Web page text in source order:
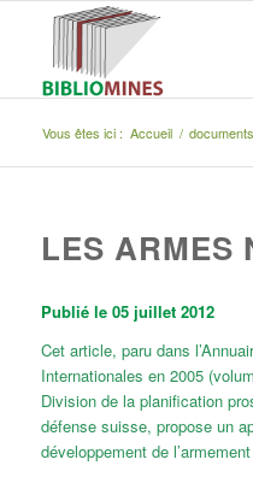
Vous êtes ici : Accueil / documents
LES ARMES
Publié le 05 juillet 2012
Cet article, paru dans
Internationales en 2005
Division de la planification
défense suisse, propose un
développement de